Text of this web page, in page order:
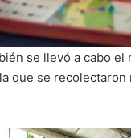
se llevó a cabo
que se